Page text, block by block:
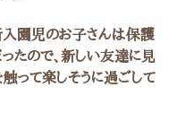
園児のお子さんは保護
たので、新しい友達に見
触って楽しそうに過ごして